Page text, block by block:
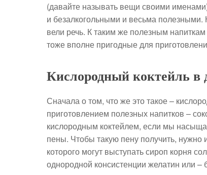
(давайте называть вещи своими
и безалкогольными и весьма
вели речь. К таким же полезным
тоже вполне пригодные для
Кислородный коктейль в
Сначала о том, что же это такое –
приготовлением полезных напитков –
кислородным коктейлем, если мы
пены. Чтобы такую пену получить, нужно
которого могут выступать сироп корня
однородной консистенции желатин или –